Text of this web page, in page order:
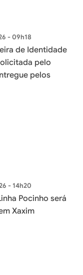
- 09h18
de Identidade
pelo
pelos
- 14h20
Pocinho será
Xaxim